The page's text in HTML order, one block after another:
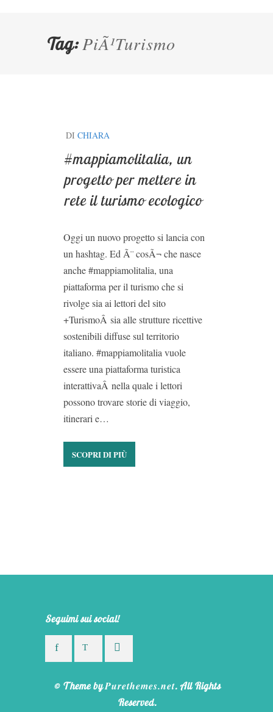
Tag:PiÃ¹Turismo
DI CHIARA
#mappiamolitalia, un
progetto per mettere in
rete il turismo ecologico
Oggi un nuovo progetto si lancia con
un hashtag. Ed Ã¨ cosÃ¬ che nasce
anche #mappiamolitalia, una
piattaforma per il turismo che si
rivolge sia ai lettori del sito
+TurismoÂ sia alle strutture ricettive
sostenibili diffuse sul territorio
italiano. #mappiamolitalia vuole
essere una piattaforma turistica
interattivaÂ nella quale i lettori
possono trovare storie di viaggio,
itinerari e…
SCOPRI DI PIÙ
Seguimi sui social!
© Theme byPurethemes.net. All Rights
Reserved.